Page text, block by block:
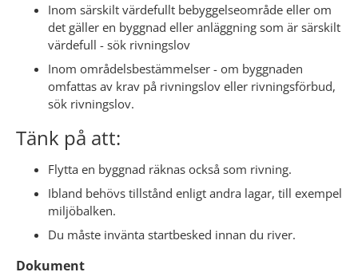
Inom särskilt värdefullt bebyggelseområde eller om
det gäller en byggnad eller anläggning som är särskilt
värdefull - sök rivningslov
Inom områdelsbestämmelser - om byggnaden
omfattas av krav på rivningslov eller rivningsförbud,
sök rivningslov.
Tänk på att:
Flytta en byggnad räknas också som rivning.
Ibland behövs tillstånd enligt andra lagar, till exempel
miljöbalken.
Du måste invänta startbesked innan du river.
Dokument